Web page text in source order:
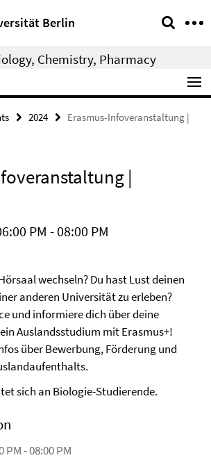
Berlin
Chemistry, Pharmacy
2024
Erasmus-Infoveranstaltung |
|
PM - 08:00 PM
wechseln? Du hast Lust deinen
anderen Universität zu erleben?
und informiere dich über deine
Auslandsstudium mit Erasmus+!
über Bewerbung, Förderung und
sich an Biologie-Studierende.
PM - 08:00 PM